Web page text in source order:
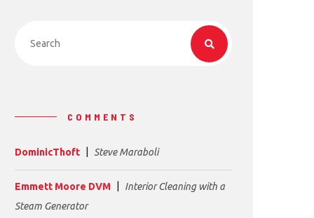
COMMENTS
DominicThoft Steve Maraboli
Emmett Moore DVM
Interior Cleaning with a
Steam Generator